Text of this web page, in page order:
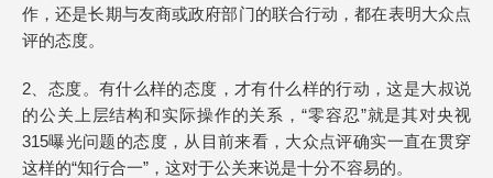
作，还是长期与友商或政府部门的联合行动，都在表明大众点
评的态度。
2、态度。有什么样的态度，才有什么样的行动，这是大叔说
的公关上层结构和实际操作的关系，“零容忍”就是其对央视
315曝光问题的态度，从目前来看，大众点评确实一直在贯穿
这样的“知行合一”，这对于公关来说是十分不容易的。